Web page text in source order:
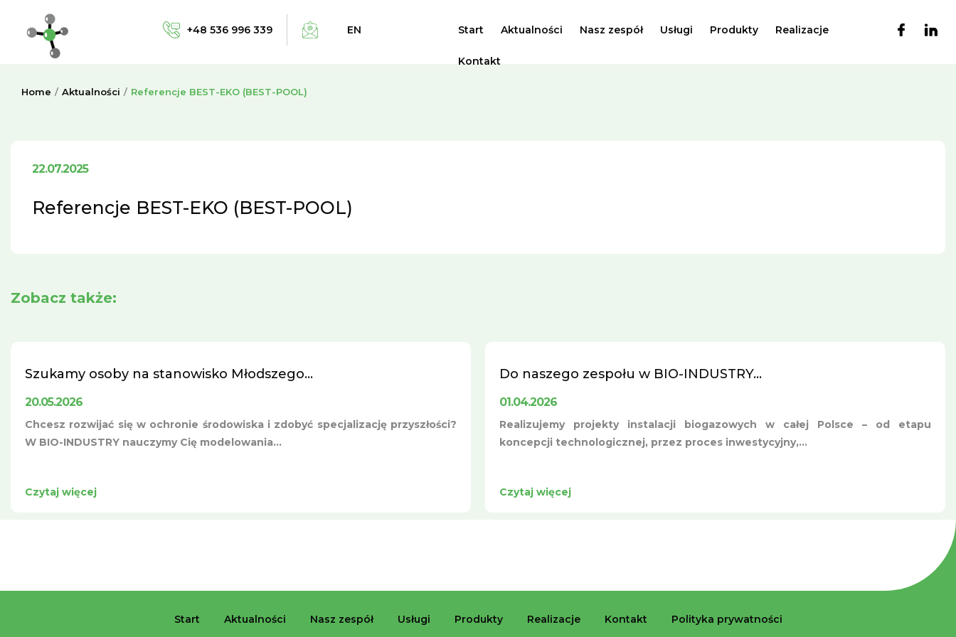
+48 536 996 339 EN Start Aktualności Nasz zespół Usługi Produkty Realizacje
Kontakt
Home Aktualności Referencje BEST-EKO (BEST-POOL)
22.07.2025
Referencje BEST-EKO (BEST-POOL)
Zobacz także:
Szukamy osoby na stanowisko Młodszego...
20.05.2026
Chcesz rozwijać się w ochronie środowiska i zdobyć specjalizację przyszłości?
W BIO-INDUSTRY nauczymy Cię modelowania...
Czytaj więcej
Do naszego zespołu w BIO-INDUSTRY...
01.04.2026
Realizujemy projekty instalacji biogazowych w całej Polsce – od etapu
koncepcji technologicznej, przez proces inwestycyjny,...
Czytaj więcej
Start Aktualności Nasz zespół Usługi Produkty Realizacje Kontakt Polityka prywatności